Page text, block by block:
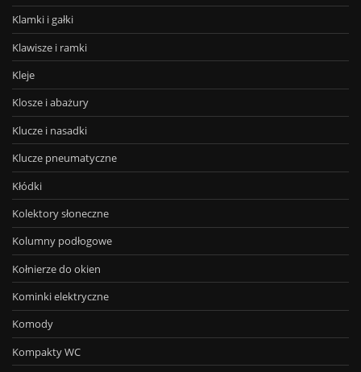
Klamki i gałki
Klawisze i ramki
Kleje
Klosze i abażury
Klucze i nasadki
Klucze pneumatyczne
Kłódki
Kolektory słoneczne
Kolumny podłogowe
Kołnierze do okien
Kominki elektryczne
Komody
Kompakty WC